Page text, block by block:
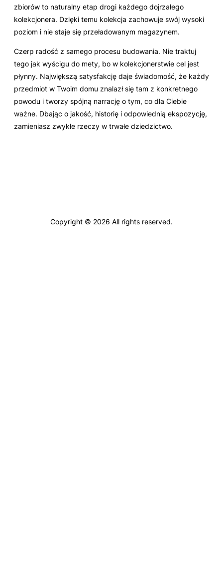
zbiorów to naturalny etap drogi każdego dojrzałego
kolekcjonera. Dzięki temu kolekcja zachowuje swój wysoki
poziom i nie staje się przeładowanym magazynem.
Czerp radość z samego procesu budowania. Nie traktuj
tego jak wyścigu do mety, bo w kolekcjonerstwie cel jest
płynny. Największą satysfakcję daje świadomość, że każdy
przedmiot w Twoim domu znalazł się tam z konkretnego
powodu i tworzy spójną narrację o tym, co dla Ciebie
ważne. Dbając o jakość, historię i odpowiednią ekspozycję,
zamieniasz zwykłe rzeczy w trwałe dziedzictwo.
Copyright © 2026 All rights reserved.